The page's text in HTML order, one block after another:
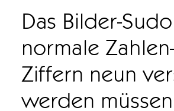
Das Bilder-
normale
Ziffern neun
werden